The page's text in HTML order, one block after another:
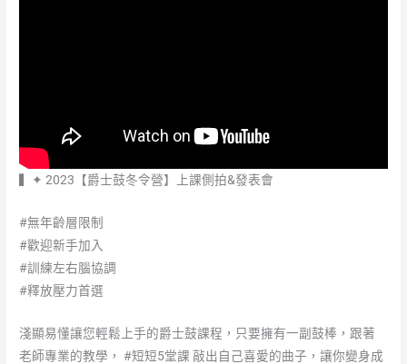
▍✦ 2023【爵士鼓冬令營】上課側拍&發表會
#無年齡層限制
#歡迎新手加入
#訓練左右腦協調
#釋放壓力首選
淺顯易懂讓您輕鬆上手的爵士鼓課程，只要擁有一副鼓棒，跟著
老師專業的教學， #短短5堂課 敲出自己喜愛的曲子，讓你變身成